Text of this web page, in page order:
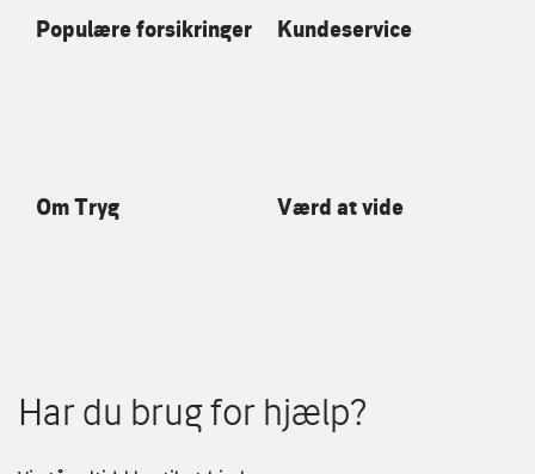
Populære forsikringer Kundeservice
Om Tryg Værd at vide
Har du brug for hjælp?